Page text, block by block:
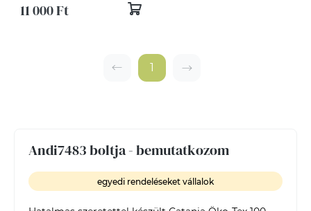
Andi7483 boltja - bemutatkozom
egyedi rendeléseket vállalok
11 000 Ft
1